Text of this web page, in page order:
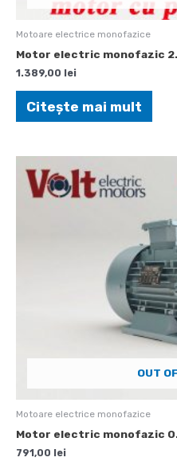
Motoare electrice monofazice
Motor electric monofazic
1.389,00 lei
Citește mai mult
OUT
Motoare electrice monofazice
Motor electric monofazic
791,00 lei